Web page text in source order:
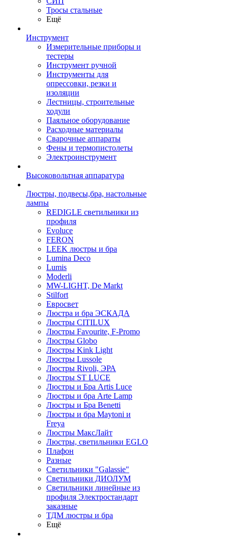
Тросы стальные
Ещё
Инструмент
Измерительные приборы и
тестеры
Инструмент ручной
Инструменты для
опрессовки, резки и
изоляции
Лестницы, строительные
ходули
Паяльное оборудование
Расходные материалы
Сварочные аппараты
Фены и термопистолеты
Электроинструмент
Высоковольтная аппаратура
Люстры, подвесы,бра, настольные
лампы
REDIGLE светильники из
профиля
Evoluce
FERON
LEEK люстры и бра
Lumina Deco
Lumis
Moderli
MW-LIGHT, De Markt
Stilfort
Евросвет
Люстра и бра ЭСКАДА
Люстры CITILUX
Люстры Favourite, F-Promo
Люстры Globo
Люстры Kink Light
Люстры Lussole
Люстры Rivoli, ЭРА
Люстры ST LUCE
Люстры и Бра Artis Luce
Люстры и бра Arte Lamp
Люстры и Бра Benetti
Люстры и бра Maytoni и
Freya
Люстры МаксЛайт
Люстры, светильники EGLO
Плафон
Разные
Светильники "Galassie"
Светильники ДИОЛУМ
Светильники линейные из
профиля Электростандарт
заказные
ТДМ люстры и бра
Ещё